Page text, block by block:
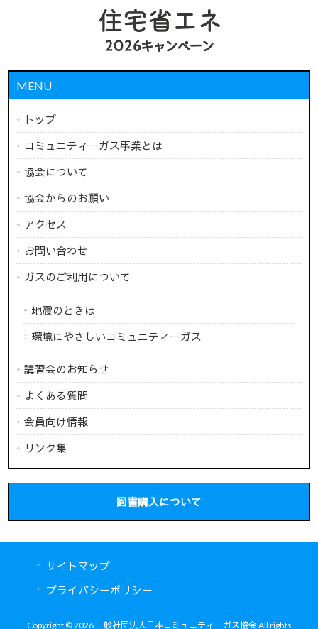
MENU
トップ
コミュニティーガス事業とは
協会について
協会からのお願い
アクセス
お問い合わせ
ガスのご利用について
地震のときは
環境にやさしいコミュニティーガス
講習会のお知らせ
よくある質問
会員向け情報
リンク集
図書購入について
サイトマップ
プライバシーポリシー
Copyright © 2026 一般社団法人日本コミュニティーガス協会 All rights